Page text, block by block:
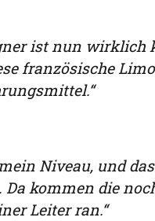
ist nun wirklich
französische
Niveau, und
Da kommen die
Leiter ran.“